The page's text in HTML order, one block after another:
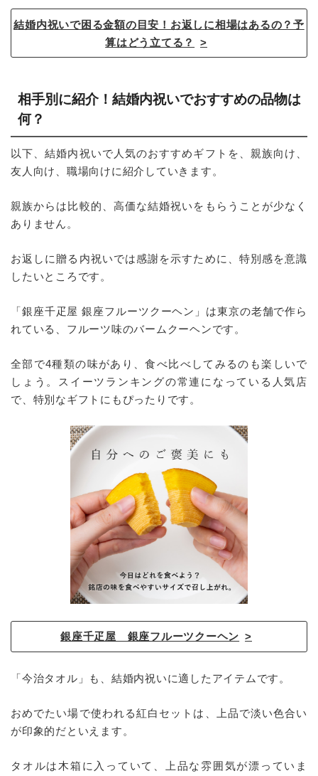
結婚内祝いで困る金額の目安！お返しに相場はあるの？予
算はどう立てる？
相手別に紹介！結婚内祝いでおすすめの品物は
何？
以下、結婚内祝いで人気のおすすめギフトを、親族向け、
友人向け、職場向けに紹介していきます。
親族からは比較的、高価な結婚祝いをもらうことが少なく
ありません。
お返しに贈る内祝いでは感謝を示すために、特別感を意識
したいところです。
「銀座千疋屋 銀座フルーツクーヘン」は東京の老舗で作ら
れている、フルーツ味のバームクーヘンです。
全部で4種類の味があり、食べ比べしてみるのも楽しいで
しょう。スイーツランキングの常連になっている人気店
で、特別なギフトにもぴったりです。
銀座千疋屋 銀座フルーツクーヘン
「今治タオル」も、結婚内祝いに適したアイテムです。
おめでたい場で使われる紅白セットは、上品で淡い色合い
が印象的だといえます。
タオルは木箱に入っていて、上品な雰囲気が漂っていま